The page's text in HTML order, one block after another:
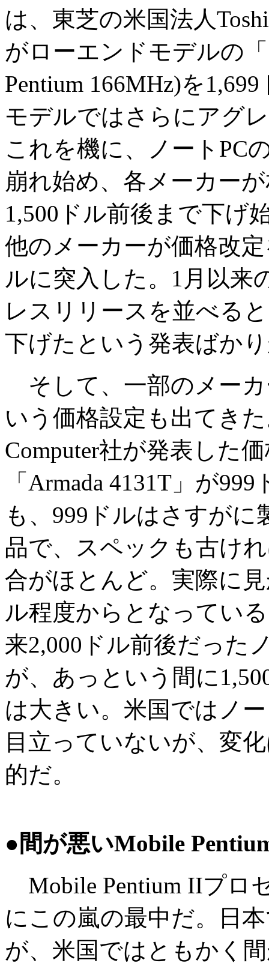
は、東芝の米国法人
がローエンドモデルの
Pentium 166MHz)を
モデルではさらにアグ
これを機に、ノートPC
崩れ始め、各メーカー
1,500ドル前後まで下げ
他のメーカーが価格改
ルに突入した。1月以来
レスリリースを並べる
下げたという発表ばか
そして、一部のメー
いう価格設定も出てき
Computer社が発表した
「Armada 4131T」が
も、999ドルはさすが
品で、スペックも古け
合がほとんど。実際に
ル程度からとなってい
来2,000ドル前後だった
が、あっという間に
は大きい。米国ではノ
目立っていないが、変
的だ。
●間が悪いMobile
Mobile Pentium IIプロ
にこの嵐の最中だ。日
が、米国ではともかく